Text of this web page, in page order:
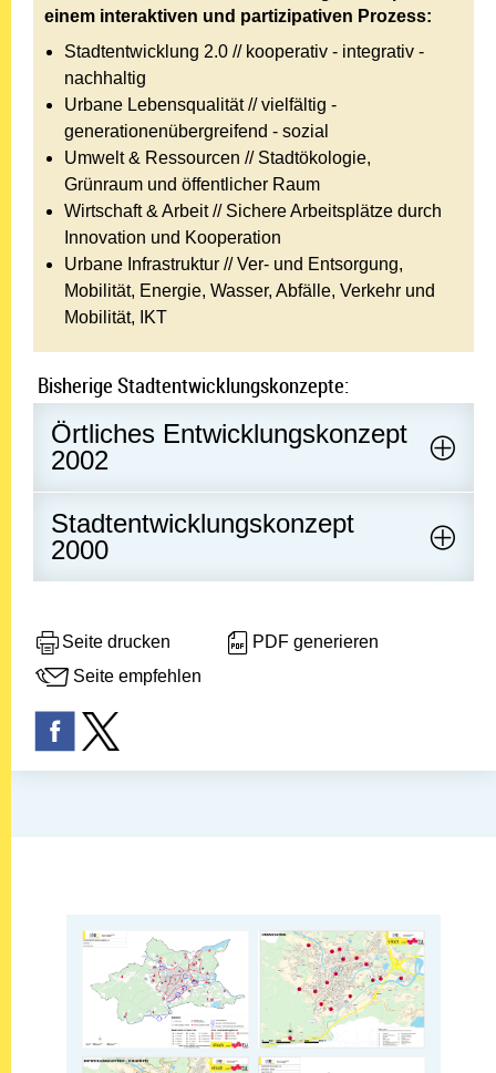
einem interaktiven und partizipativen Prozess:
Stadtentwicklung 2.0 // kooperativ - integrativ -
nachhaltig
Urbane Lebensqualität // vielfältig -
generationenübergreifend - sozial
Umwelt & Ressourcen // Stadtökologie,
Grünraum und öffentlicher Raum
Wirtschaft & Arbeit // Sichere Arbeitsplätze durch
Innovation und Kooperation
Urbane Infrastruktur // Ver- und Entsorgung,
Mobilität, Energie, Wasser, Abfälle, Verkehr und
Mobilität, IKT
Bisherige Stadtentwicklungskonzepte:
Örtliches Entwicklungskonzept
2002
Stadtentwicklungskonzept
2000
Seite drucken
PDF generieren
Seite empfehlen